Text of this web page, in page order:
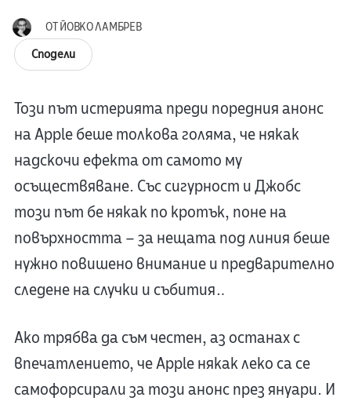
ОТЙОВКО ЛАМБРЕВ
Сподели
Този път истерията преди поредния анонс
на Apple беше толкова голяма, че някак
надскочи ефекта от самото му
осъществяване. Със сигурност и Джобс
този път бе някак по кротък, поне на
повърхността – за нещата под линия беше
нужно повишено внимание и предварително
следене на случки и събития…
Ако трябва да съм честен, аз останах с
впечатлението, че Apple някак леко са се
самофорсирали за този анонс през януари. И